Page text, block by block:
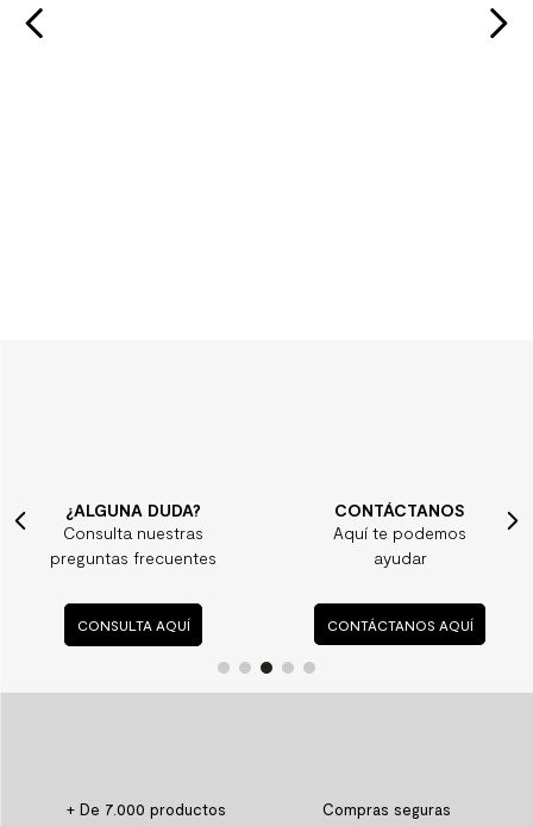
¿ALGUNA DUDA?
Consulta nuestras
preguntas frecuentes
CONSULTA AQUÍ
CONTÁCTANOS
Aquí te podemos
ayudar
CONTÁCTANOS AQUÍ
+ De 7.000 productos Compras seguras